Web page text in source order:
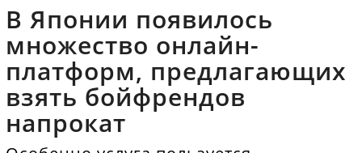
В Японии появилось
множество онлайн-
платформ, предлагающих
взять бойфрендов
напрокат